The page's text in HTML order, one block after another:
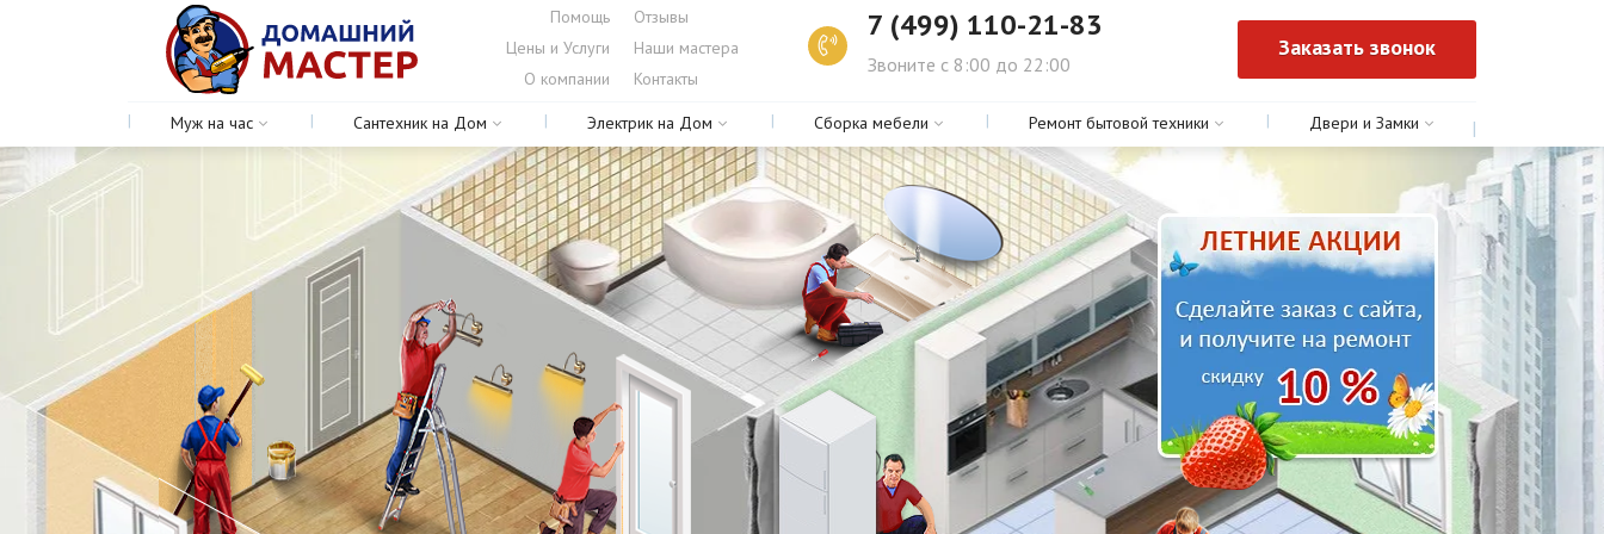
Помощь
Отзывы
Цены и Услуги
Наши мастера
О компании
Контакты
7 (499) 110-21-83
Звоните с 8:00 до 22:00
Заказать звонок
Муж на час Сантехник на Дом Электрик на Дом Сборка мебели Ремонт бытовой техники Двери и Замки